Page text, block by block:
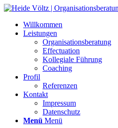
Willkommen
Leistungen
Organisationsberatung
Effectuation
Kollegiale Führung
Coaching
Profil
Referenzen
Kontakt
Impressum
Datenschutz
Menü Menü